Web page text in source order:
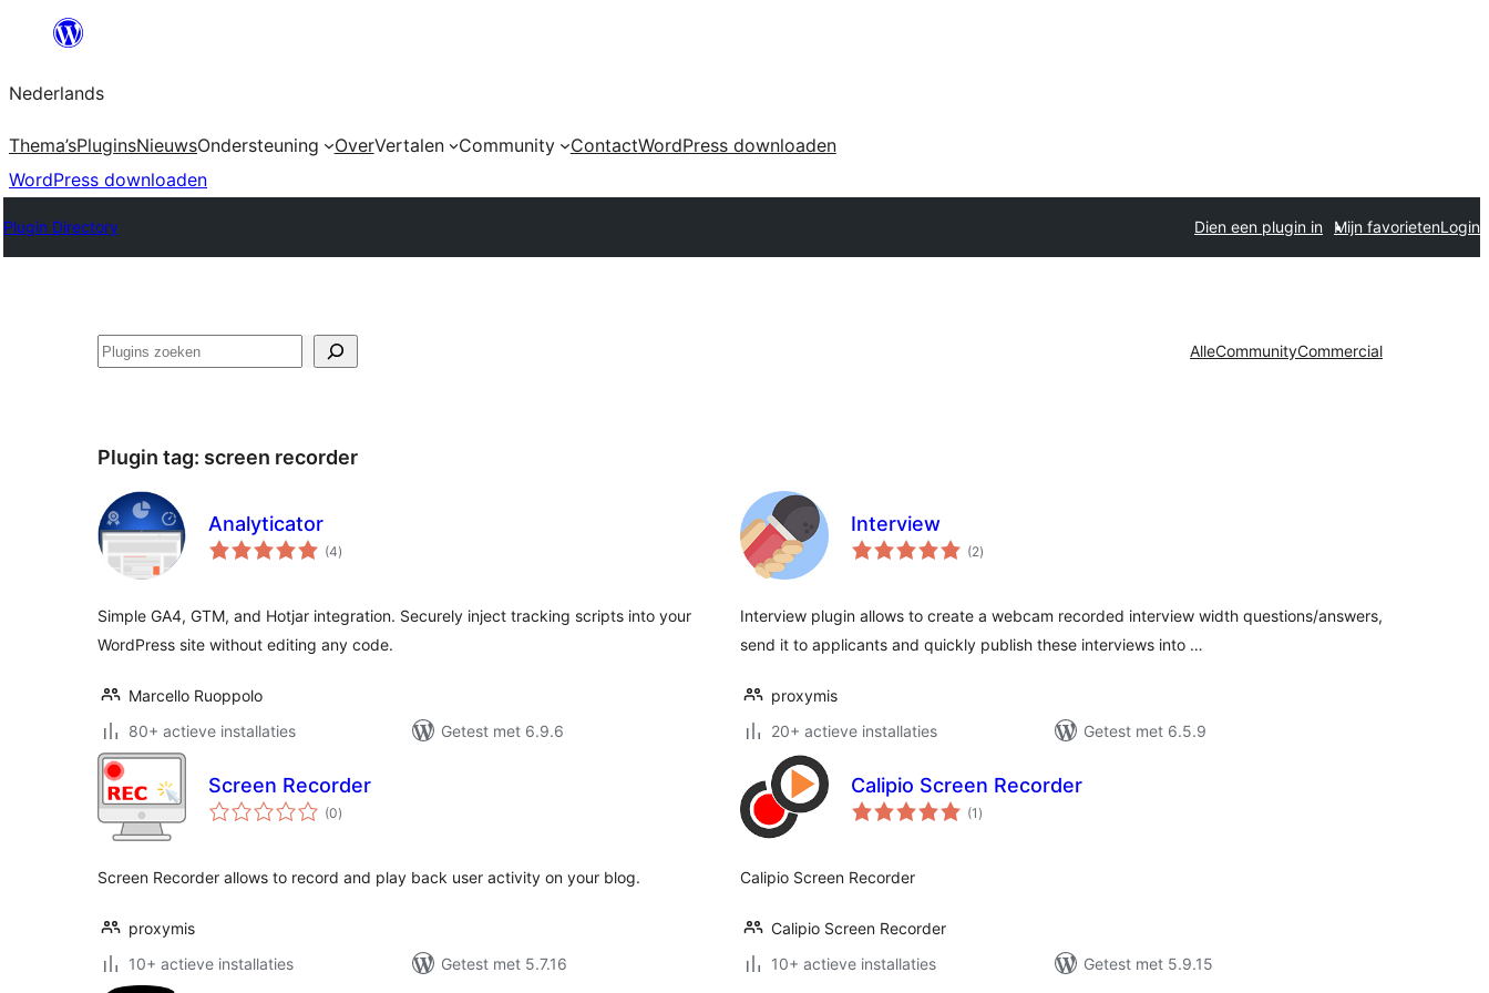
de
inhoud
Nederlands
Thema’sPluginsNieuwsOndersteuning OverVertalen Community ContactWordPress downloaden
WordPress downloaden
Plugin Directory Dien een plugin in Mijn favorietenLogin
Zoeken AlleCommunityCommercial
Plugin tag: screen recorder
Analyticator
(4totaal
waarderingen
)
Simple GA4, GTM, and Hotjar integration. Securely inject tracking scripts into your
WordPress site without editing any code.
Marcello Ruoppolo
80+ actieve installaties
Getest met 6.9.6
Interview
(2totaal
waarderingen
)
Interview plugin allows to create a webcam recorded interview width questions/answers,
send it to applicants and quickly publish these interviews into …
proxymis
20+ actieve installaties
Getest met 6.5.9
Screen Recorder
(0totaal
waarderingen
)
Screen Recorder allows to record and play back user activity on your blog.
proxymis
10+ actieve installaties
Getest met 5.7.16
Calipio Screen Recorder
(1 totaal
waarderingen
)
Calipio Screen Recorder
Calipio Screen Recorder
10+ actieve installaties
Getest met 5.9.15